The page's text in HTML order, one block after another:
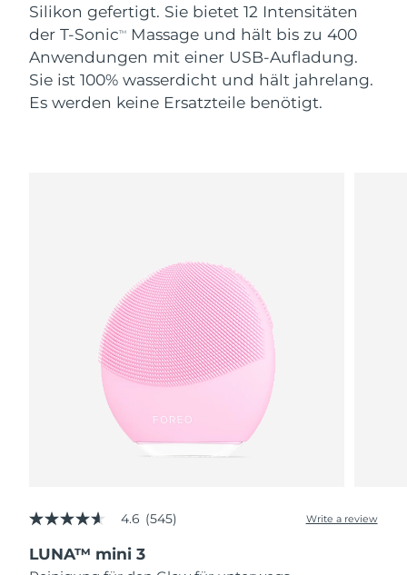
Silikon gefertigt. Sie bietet 12 Intensitäten
der T-SonicTM
Massage und hält bis zu 400
Anwendungen mit einer USB-Aufladung.
Sie ist 100% wasserdicht und hält jahrelang.
Es werden keine Ersatzteile benötigt.
4.6
of
5
4.6 (545) Write a review
LUNA™ mini 3